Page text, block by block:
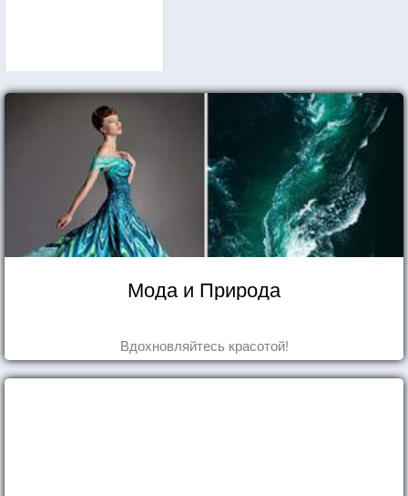
Мода и Природа
Вдохновляйтесь красотой!